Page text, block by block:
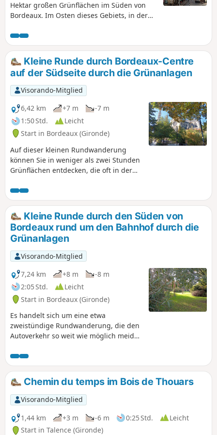
Hektar großen Grünflächen im Süden von
Bordeaux. Im Osten dieses Gebiets, in der
überwiegend beliebte Viertel, die oft
renoviert werden und über ständig
geöffnete Grünflächen verfügen. Im Westen
der Runde liegen wohlhabendere Viertel mit
gepflegten Grünflächen, die nachts
geschlossen sind.Die Runde kann auf Höhe
der Rue Pelleport, fast in der Mitte der
Runde, abgekürzt werden.Die Wanderung
kann mit dem Fahrrad unternommen
werden, wobei auf Fußgänger und Autos zu
achten ist.
Kleine Runde durch Bordeaux-Centre
auf der Südseite durch die Grünanlagen
Visorando-Mitglied
6,42 km
+7 m
-7 m
1:50 Std.
Leicht
Start in Bordeaux (Gironde)
Auf dieser kleinen Rundwanderung
können Sie in weniger als zwei Stunden
Grünflächen entdecken, die oft in der
Straßenverkehr weitgehend vermeiden.
Es handelt sich um eine recht
privilegierte Gegend mit vielen kleinen,
gepflegten Plätzen. Die Wanderung ist
mit dem Fahrrad möglich, wenn man
vorsichtig ist.
Kleine Runde durch den Süden von
Bordeaux rund um den Bahnhof durch die
Grünanlagen
Visorando-Mitglied
7,24 km
+8 m
-8 m
2:05 Std.
Leicht
Start in Bordeaux (Gironde)
Es handelt sich um eine etwa
zweistündige Rundwanderung, die den
Autoverkehr so weit wie möglich meidet
Grünflächen dieses beliebten Viertels
rund um den Bahnhof Saint-Jean zu
verbinden, das sich bis in die Gemeinde
Bègles erstreckt. Viele kleine Plätze und
Grünflächen sind ständig geöffnet und
mehr oder weniger gut gepflegt. Die
Wanderung ist mit dem Fahrrad
möglich, wenn man vorsichtig ist.
Chemin du temps im Bois de Thouars
Visorando-Mitglied
1,44 km
+3 m -6 m 0:25 Std.
Leicht
Start in Talence (Gironde)